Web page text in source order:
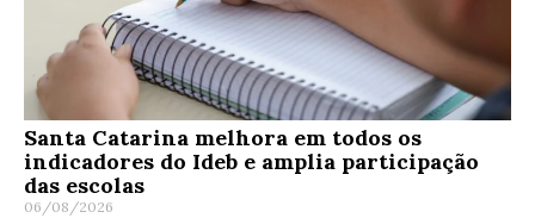
Santa Catarina melhora em todos os
indicadores do Ideb e amplia participação
das escolas
06/08/2026